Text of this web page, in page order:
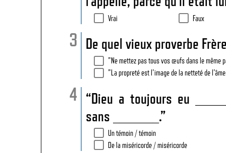
Vrai Faux
De quel vieux proverbe
"Ne mettez pas tous vos œufs dans le même
"La propreté est l'image de la netteté de
“Dieu a toujours eu
sans _______.”
Un témoin / témoin
De la miséricorde / miséricorde